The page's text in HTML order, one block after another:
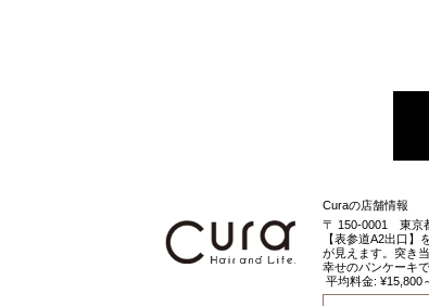
Curaの店舗情報
〒 150-0001 東京
【表参道A2出口
が見えます。突き
幸せのパンケーキで
平均料金: ¥15,800